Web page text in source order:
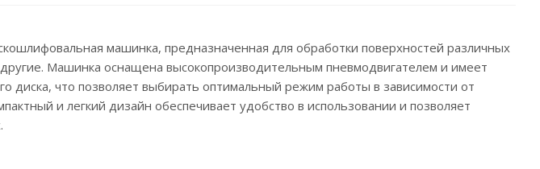
машинка, предназначенная для обработки поверхностей различных
другие. Машинка оснащена высокопроизводительным пневмодвигателем и имеет
диска, что позволяет выбирать оптимальный режим работы в зависимости от
и легкий дизайн обеспечивает удобство в использовании и позволяет